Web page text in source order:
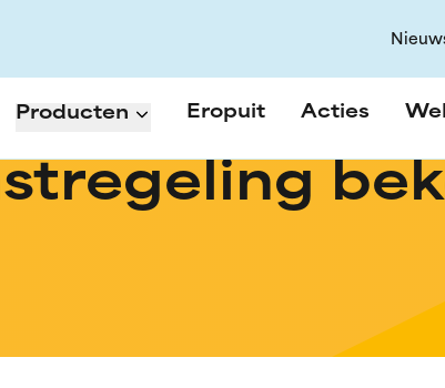
Producten Eropuit Acties